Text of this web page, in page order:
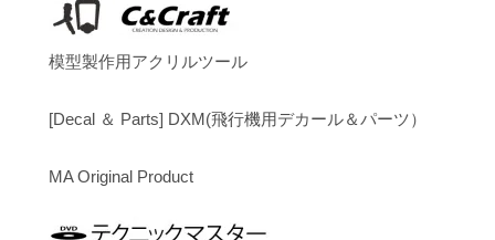
模型製作用アクリルツール
[Decal ＆ Parts] DXM(飛行機用デカール＆パーツ）
MA Original Product